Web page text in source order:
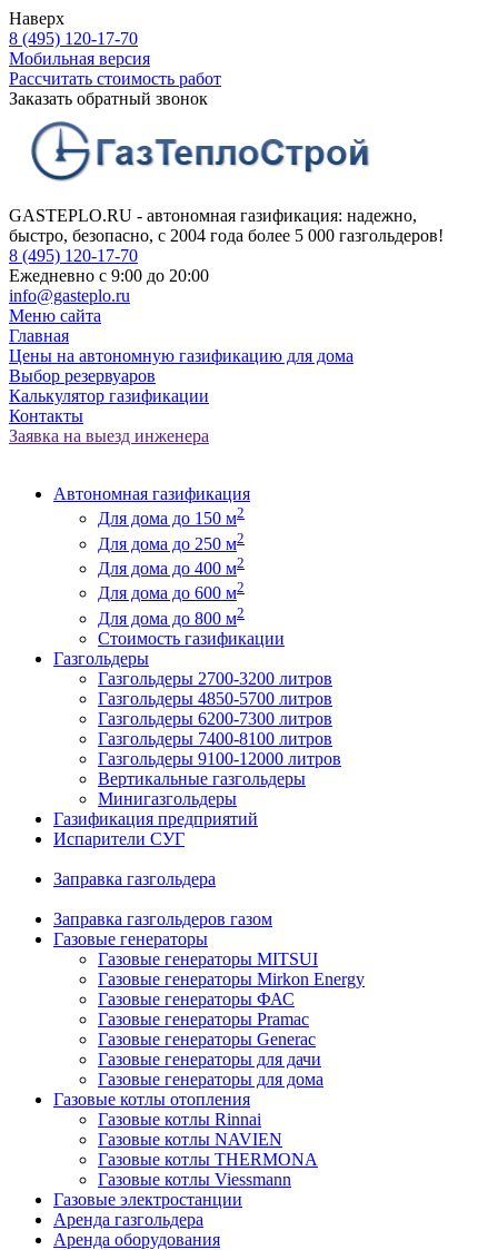
Наверх
8 (495) 120-17-70
Мобильная версия
Рассчитать стоимость работ
Заказать обратный звонок
GASTEPLO.RU - автономная газификация: надежно,
быстро, безопасно, с 2004 года более 5 000 газгольдеров!
8 (495) 120-17-70
Ежедневно с 9:00 до 20:00
info@gasteplo.ru
Меню сайта
Главная
Цены на автономную газификацию для дома
Выбор резервуаров
Калькулятор газификации
Контакты
Заявка на выезд инженера
Автономная газификация
Для дома до 150 м2
Для дома до 250 м2
Для дома до 400 м2
Для дома до 600 м2
Для дома до 800 м2
Стоимость газификации
Газгольдеры
Газгольдеры 2700-3200 литров
Газгольдеры 4850-5700 литров
Газгольдеры 6200-7300 литров
Газгольдеры 7400-8100 литров
Газгольдеры 9100-12000 литров
Вертикальные газгольдеры
Минигазгольдеры
Газификация предприятий
Испарители СУГ
Заправка газгольдера
Заправка газгольдеров газом
Газовые генераторы
Газовые генераторы MITSUI
Газовые генераторы Mirkon Energy
Газовые генераторы ФАС
Газовые генераторы Pramac
Газовые генераторы Generac
Газовые генераторы для дачи
Газовые генераторы для дома
Газовые котлы отопления
Газовые котлы Rinnai
Газовые котлы NAVIEN
Газовые котлы THERMONA
Газовые котлы Viessmann
Газовые электростанции
Аренда газгольдера
Аренда оборудования